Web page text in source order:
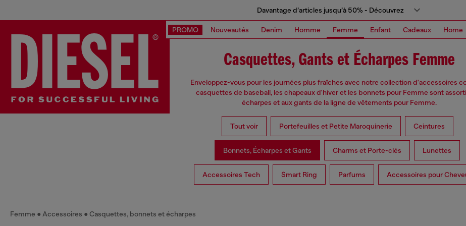
Davantage d’articles jusqu’à 50% - Découvrez
PROMO Nouveautés Denim Homme Femme Enfant Cadeaux Home
Casquettes, Gants et Écharpes Femme
Enveloppez-vous pour les journées plus fraîches avec notre collection d'accessoires
casquettes de baseball, les chapeaux d'hiver et les bonnets pour Femme sont
écharpes et aux gants de la ligne de vêtements pour Femme.
Tout voir Portefeuilles et Petite Maroquinerie Ceintures
Bonnets, Écharpes et Gants Charms et Porte-clés Lunettes
Accessoires Tech Smart Ring Parfums Accessoires pour
Femme Accessoires Casquettes, bonnets et écharpes